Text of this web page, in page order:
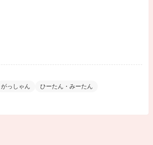
がっしゃん ひーたん・みーたん